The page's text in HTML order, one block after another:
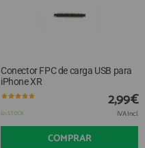
Conector FPC de carga USB para
iPhone XR
En STOCK
2,99€
IVA Incl.
COMPRAR